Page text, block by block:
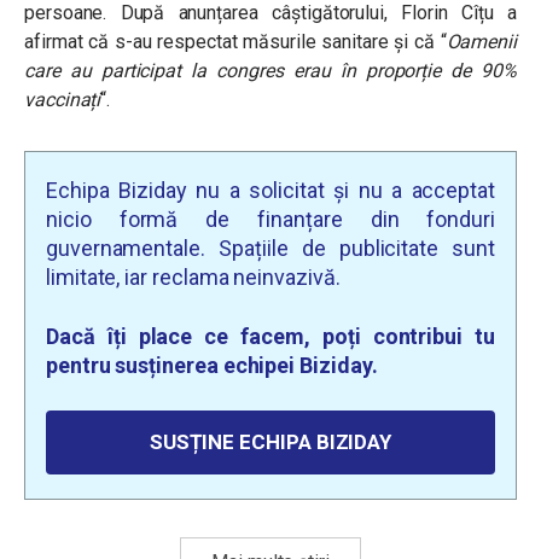
persoane. După anunțarea câștigătorului, Florin Cîțu a
afirmat că s-au respectat măsurile sanitare și că “Oamenii
care au participat la congres erau în proporție de 90%
vaccinați“.
Echipa Biziday nu a solicitat și nu a acceptat
nicio formă de finanțare din fonduri
guvernamentale. Spațiile de publicitate sunt
limitate, iar reclama neinvazivă.
Dacă îți place ce facem, poți contribui tu
pentru susținerea echipei Biziday.
SUSȚINE ECHIPA BIZIDAY